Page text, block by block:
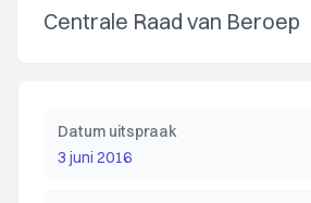
Centrale Raad van Beroep
Datum uitspraak
3 juni 2016